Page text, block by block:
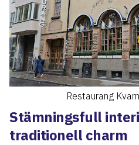
Restaurang
Stämningsfull
traditionell charm